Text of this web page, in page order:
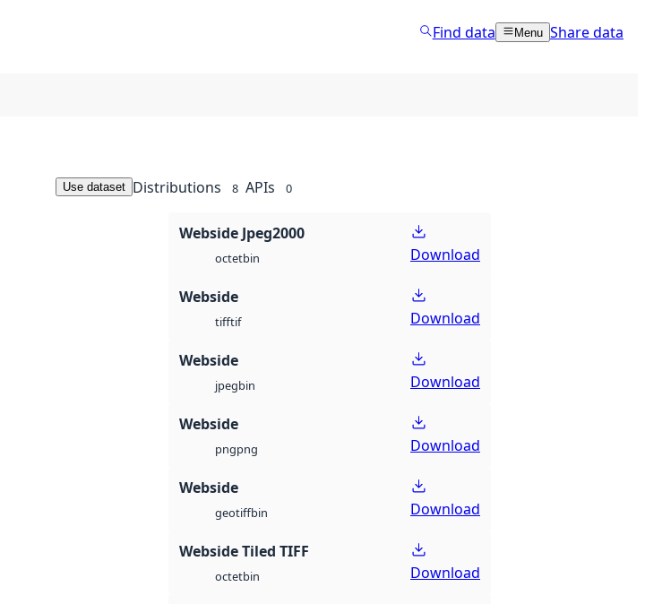
Find data Menu Share data
Use dataset Distributions 8 APIs 0
Webside Jpeg2000
octetbin Download
Webside
tifftif Download
Webside
jpegbin Download
Webside
pngpng Download
Webside
geotiffbin Download
Webside Tiled TIFF
octetbin Download